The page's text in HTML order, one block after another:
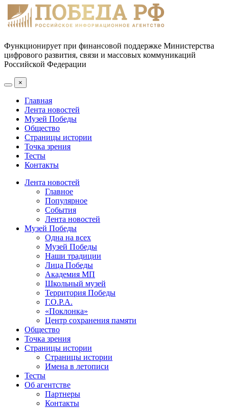
Функционирует при финансовой поддержке Министерства
цифрового развития, связи и массовых коммуникаций
Российской Федерации
×
Главная
Лента новостей
Музей Победы
Общество
Страницы истории
Точка зрения
Тесты
Контакты
Лента новостей
Главное
Популярное
События
Лента новостей
Музей Победы
Одна на всех
Музей Победы
Наши традиции
Лица Победы
Академия МП
Школьный музей
Территория Победы
Г.О.Р.А.
«Поклонка»
Центр сохранения памяти
Общество
Точка зрения
Страницы истории
Страницы истории
Имена в летописи
Тесты
Об агентстве
Партнеры
Контакты